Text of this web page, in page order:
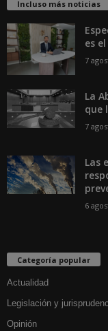
Incluso más noticias
es
7
La
que
7
Las
6
Categoría popular
Actualidad
Legislación y
Opinión